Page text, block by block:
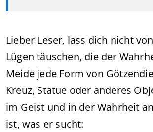
Lieber Leser, lass dich nicht
Lügen täuschen, die der
Meide jede Form von
Kreuz, Statue oder anderes
im Geist und in der Wahrheit
ist, was er sucht: